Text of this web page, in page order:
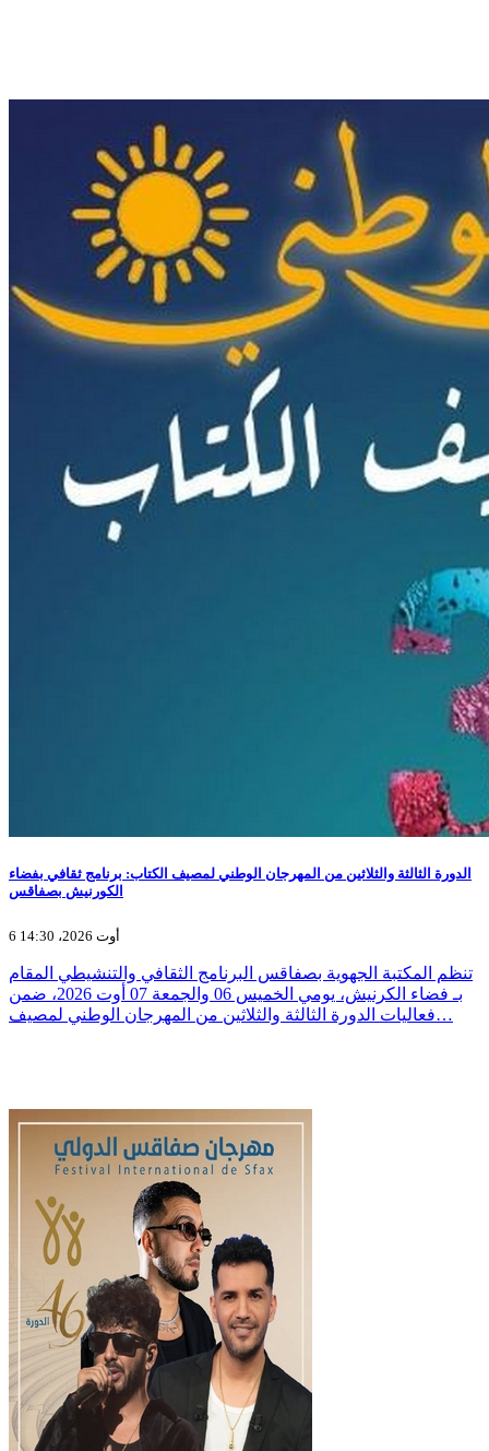
الدورة الثالثة والثلاثين من المهرجان الوطني لمصيف الكتاب: برنامج ثقافي بفضاء
الكورنيش بصفاقس
6 أوت 2026، 14:30
تنظم المكتبة الجهوية بصفاقس البرنامج الثقافي والتنشيطي المقام
بـ فضاء الكرنيش، يومي الخميس 06 والجمعة 07 أوت 2026، ضمن
فعاليات الدورة الثالثة والثلاثين من المهرجان الوطني لمصيف…